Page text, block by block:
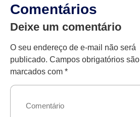
Comentários
Deixe um comentário
O seu endereço de e-mail não será
publicado. Campos obrigatórios são
marcados com *